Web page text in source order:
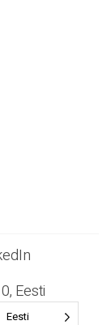
Eesti
023
Eesti